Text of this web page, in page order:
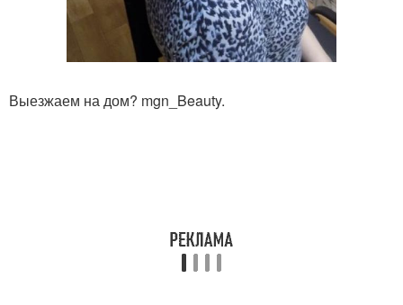
Выезжаем на дом? mgn_Beauty.